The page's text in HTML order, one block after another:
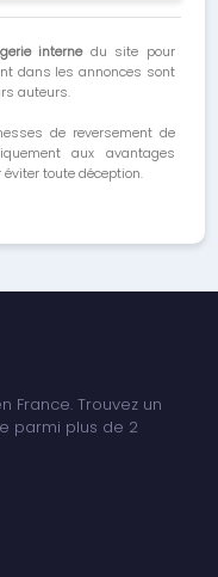
internedu site pour
dans les annonces sont
auteurs.
de reversement de
aux avantages
toute déception.
France. Trouvez un
parmi plus de 2